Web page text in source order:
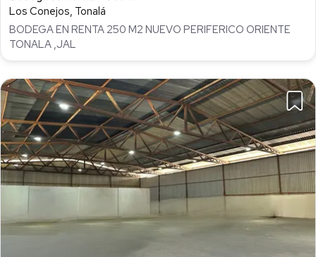
Los Conejos, Tonalá
BODEGA EN RENTA 250 M2 NUEVO PERIFERICO ORIENTE
TONALA ,JAL